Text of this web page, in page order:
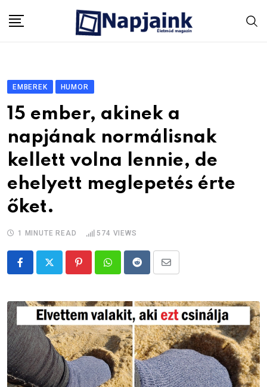
EMBEREK HUMOR
15 ember, akinek a
napjának normálisnak
kellett volna lennie, de
ehelyett meglepetés érte
őket.
1 MINUTE READ 574 VIEWS
PinterestWhatsappRedditShare
Email